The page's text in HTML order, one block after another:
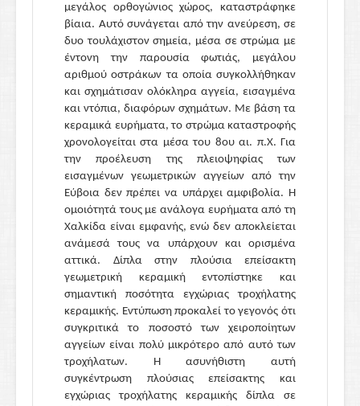
μεγάλος ορθογώνιος χώρος, καταστράφηκε
βίαια. Αυτό συνάγεται από την ανεύρεση, σε
δυο τουλάχιστον σημεία, μέσα σε στρώμα με
έντονη την παρουσία φωτιάς, μεγάλου
αριθμού οστράκων τα οποία συγκολλήθηκαν
και σχημάτισαν ολόκληρα αγγεία, εισαγμένα
και ντόπια, διαφόρων σχημάτων. Με βάση τα
κεραμικά ευρήματα, το στρώμα καταστροφής
χρονολογείται στα μέσα του 8ου αι. π.Χ. Για
την προέλευση της πλειοψηφίας των
εισαγμένων γεωμετρικών αγγείων από την
Εύβοια δεν πρέπει να υπάρχει αμφιβολία. Η
ομοιότητά τους με ανάλογα ευρήματα από τη
Χαλκίδα είναι εμφανής, ενώ δεν αποκλείεται
ανάμεσά τους να υπάρχουν και ορισμένα
αττικά. Δίπλα στην πλούσια επείσακτη
γεωμετρική κεραμική εντοπίστηκε και
σημαντική ποσότητα εγχώριας τροχήλατης
κεραμικής. Εντύπωση προκαλεί το γεγονός ότι
συγκριτικά το ποσοστό των χειροποίητων
αγγείων είναι πολύ μικρότερο από αυτό των
τροχήλατων. Η ασυνήθιστη αυτή
συγκέντρωση πλούσιας επείσακτης και
εγχώριας τροχήλατης κεραμικής δίπλα σε